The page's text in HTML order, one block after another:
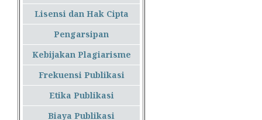
Lisensi dan Hak Cipta
Pengarsipan
Kebijakan Plagiarisme
Frekuensi Publikasi
Etika Publikasi
Biaya Publikasi